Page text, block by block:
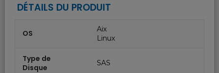
DÉTAILS DU PRODUIT
OS
Aix
Linux
Type de
Disque
SAS